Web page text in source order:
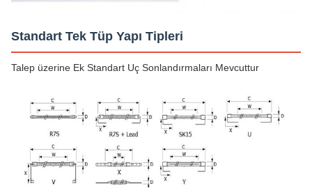
Standart Tek Tüp Yapı Tipleri
Talep üzerine Ek Standart Uç Sonlandırmaları Mevcuttur